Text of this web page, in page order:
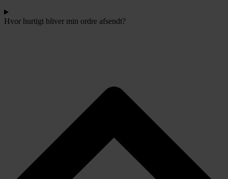
Hvor hurtigt bliver min ordre afsendt?